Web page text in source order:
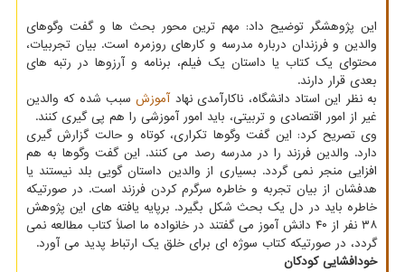
این پژوهشگر توضیح داد: مهم ترین محور بحث ها و گفت وگوهای
والدین و فرزندان درباره مدرسه و کارهای روزمره است. بیان تجربیات،
محتوای یک کتاب یا داستان یک فیلم، برنامه و آرزوها در رتبه های
بعدی قرار دارند.
به نظر این استاد دانشگاه، ناکارآمدی نهادآموزشسبب شده که والدین
غیر از امور اقتصادی و تربیتی، باید امور آموزشی را هم پی گیری کنند.
وی تصریح کرد: این گفت وگوها تکراری، کوتاه و حالت گزارش گیری
دارد. والدین فرزند را در مدرسه رصد می کنند. این گفت وگوها به هم
افزایی منجر نمی گردد. بسیاری از والدین داستان گویی بلد نیستند یا
هدفشان از بیان تجربه و خاطره سرگرم کردن فرزند است. در صورتیکه
خاطره باید در دل یک بحث شکل بگیرد. برپایه یافته های این پژوهش
۳۸ نفر از ۴۰ دانش آموز می گفتند در خانواده ما اصلاً کتاب مطالعه نمی
گردد، در صورتیکه کتاب سوژه ای برای خلق یک ارتباط پدید می آورد.
خودافشایی کودکان